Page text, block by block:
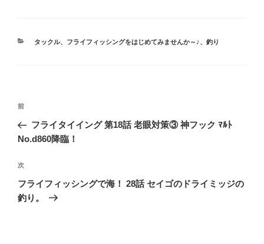
カ
タックル、 フライフィッシングをはじめてみませんか～♪、 釣り
投
ナ
ゲ
ー
シ
前
の
投
前
フライタイイング 第18話 老眼対策③ 神フック ﾏﾙﾄ
No.d860降臨！
次
の
投
次
フライフィッシングで海！ 28話 セイゴのドライミッジの
釣り。